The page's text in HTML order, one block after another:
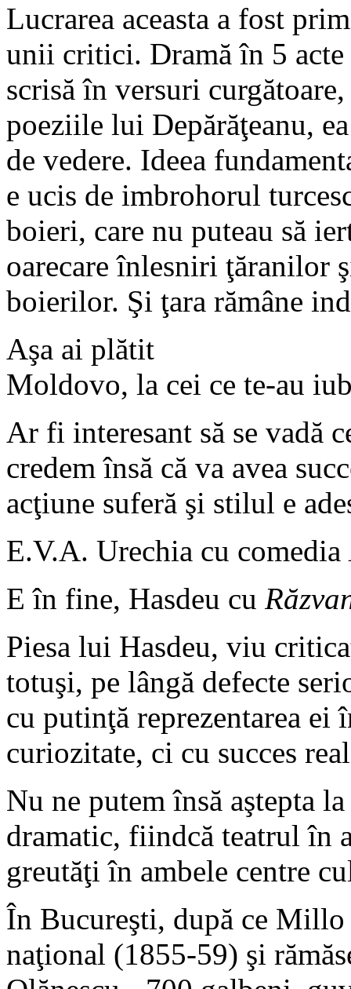
Lucrarea aceasta a fost
unii critici. Dramă în 5
scrisă în versuri
poeziile lui Depărăţeanu,
de vedere. Ideea
e ucis de imbrohorul
boieri, care nu puteau să
oarecare înlesniri ţăranilor
boierilor. Şi ţara rămâne
Aşa ai plătit
Moldovo, la cei ce te-au
Ar fi interesant să se vadă
credem însă că va avea
acţiune suferă şi stilul e
E.V.A. Urechia cu comedia
E în fine, Hasdeu cu
Piesa lui Hasdeu, viu
totuşi, pe lângă defecte
cu putinţă reprezentarea ei
curiozitate, ci cu succes
Nu ne putem însă aştepta
dramatic, fiindcă teatrul în
greutăţi în ambele centre
În Bucureşti, după ce Millo
naţional (1855-59) şi